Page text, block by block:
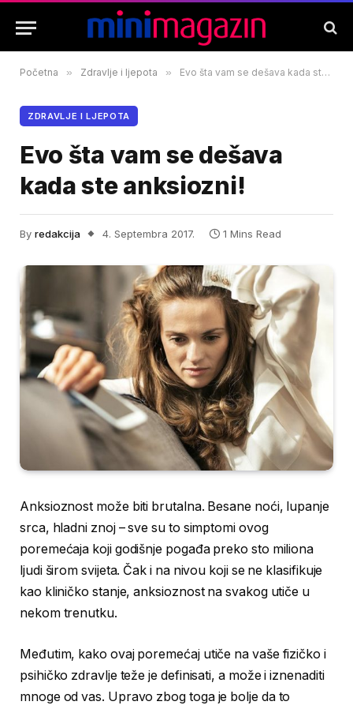
Početna » Zdravlje i ljepota » Evo šta vam se dešava kada ste anksiozni!
ZDRAVLJE I LJEPOTA
Evo šta vam se dešava
kada ste anksiozni!
By redakcija 4. Septembra 2017. 1 Mins Read
Anksioznost može biti brutalna. Besane noći, lupanje
srca, hladni znoj – sve su to simptomi ovog
poremećaja koji godišnje pogađa preko sto miliona
ljudi širom svijeta. Čak i na nivou koji se ne klasifikuje
kao kliničko stanje, anksioznost na svakog utiče u
nekom trenutku.
Međutim, kako ovaj poremećaj utiče na vaše fizičko i
psihičko zdravlje teže je definisati, a može i iznenaditi
mnoge od vas. Upravo zbog toga je bolje da to